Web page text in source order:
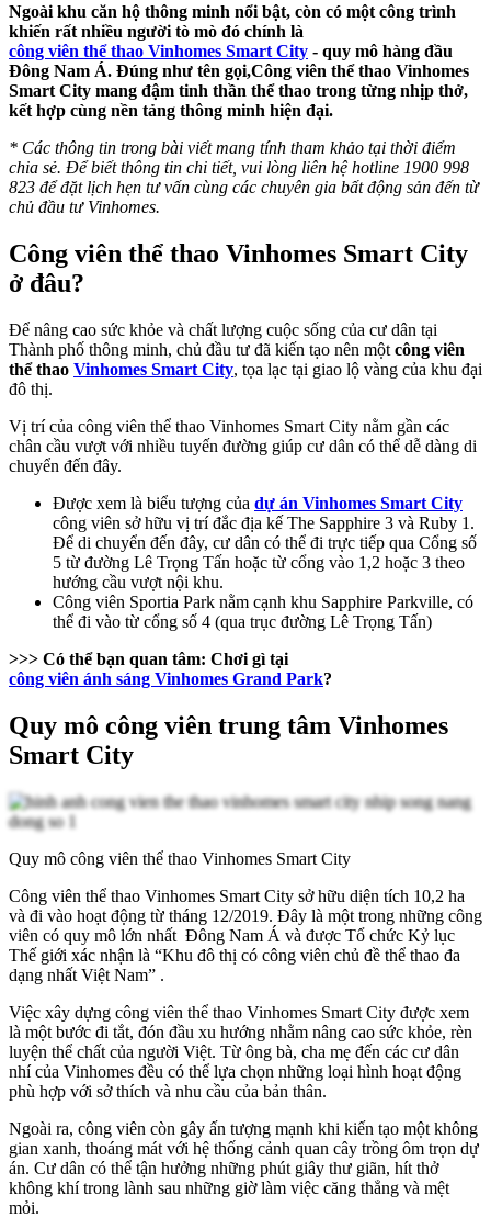
Ngoài khu căn hộ thông minh nổi bật, còn có một công trình
khiến rất nhiều người tò mò đó chính là
công viên thể thao Vinhomes Smart City - quy mô hàng đầu
Đông Nam Á. Đúng như tên gọi,Công viên thể thao Vinhomes
Smart City mang đậm tinh thần thể thao trong từng nhịp thở,
kết hợp cùng nền tảng thông minh hiện đại.
* Các thông tin trong bài viết mang tính tham khảo tại thời điểm
chia sẻ. Để biết thông tin chi tiết, vui lòng liên hệ hotline 1900 998
823 để đặt lịch hẹn tư vấn cùng các chuyên gia bất động sản đến từ
chủ đầu tư Vinhomes.
Công viên thể thao Vinhomes Smart City
ở đâu?
Để nâng cao sức khỏe và chất lượng cuộc sống của cư dân tại
Thành phố thông minh, chủ đầu tư đã kiến tạo nên một công viên
thể thao Vinhomes Smart City, tọa lạc tại giao lộ vàng của khu đại
đô thị.
Vị trí của công viên thể thao Vinhomes Smart City nằm gần các
chân cầu vượt với nhiều tuyến đường giúp cư dân có thể dễ dàng di
chuyển đến đây.
Được xem là biểu tượng của dự án Vinhomes Smart City
công viên sở hữu vị trí đắc địa kế The Sapphire 3 và Ruby 1.
Để di chuyển đến đây, cư dân có thể đi trực tiếp qua Cổng số
5 từ đường Lê Trọng Tấn hoặc từ cổng vào 1,2 hoặc 3 theo
hướng cầu vượt nội khu.
Công viên Sportia Park nằm cạnh khu Sapphire Parkville, có
thể đi vào từ cổng số 4 (qua trục đường Lê Trọng Tấn)
>>> Có thể bạn quan tâm: Chơi gì tại
công viên ánh sáng Vinhomes Grand Park?
Quy mô công viên trung tâm Vinhomes
Smart City
Quy mô công viên thể thao Vinhomes Smart City
Công viên thể thao Vinhomes Smart City sở hữu diện tích 10,2 ha
và đi vào hoạt động từ tháng 12/2019. Đây là một trong những công
viên có quy mô lớn nhất Đông Nam Á và được Tổ chức Kỷ lục
Thế giới xác nhận là “Khu đô thị có công viên chủ đề thể thao đa
dạng nhất Việt Nam” .
Việc xây dựng công viên thể thao Vinhomes Smart City được xem
là một bước đi tắt, đón đầu xu hướng nhằm nâng cao sức khỏe, rèn
luyện thể chất của người Việt. Từ ông bà, cha mẹ đến các cư dân
nhí của Vinhomes đều có thể lựa chọn những loại hình hoạt động
phù hợp với sở thích và nhu cầu của bản thân.
Ngoài ra, công viên còn gây ấn tượng mạnh khi kiến tạo một không
gian xanh, thoáng mát với hệ thống cảnh quan cây trồng ôm trọn dự
án. Cư dân có thể tận hưởng những phút giây thư giãn, hít thở
không khí trong lành sau những giờ làm việc căng thẳng và mệt
mỏi.